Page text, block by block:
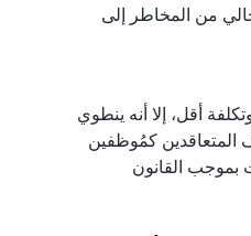
من المخاطر إلى
أقل، إلا أنه ينطوي
المتعاقدين كمُوظفين
بموجب القانون